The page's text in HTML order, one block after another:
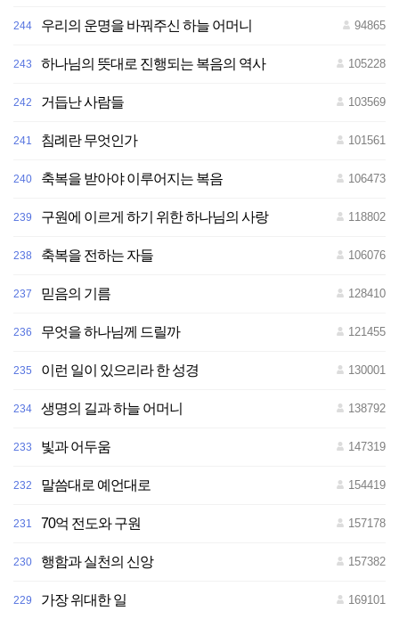
244 우리의 운명을 바꿔주신 하늘 어머니 94865
243 하나님의 뜻대로 진행되는 복음의 역사 105228
242 거듭난 사람들 103569
241 침례란 무엇인가 101561
240 축복을 받아야 이루어지는 복음 106473
239 구원에 이르게 하기 위한 하나님의 사랑 118802
238 축복을 전하는 자들 106076
237 믿음의 기름 128410
236 무엇을 하나님께 드릴까 121455
235 이런 일이 있으리라 한 성경 130001
234 생명의 길과 하늘 어머니 138792
233 빛과 어두움 147319
232 말씀대로 예언대로 154419
231 70억 전도와 구원 157178
230 행함과 실천의 신앙 157382
229 가장 위대한 일 169101